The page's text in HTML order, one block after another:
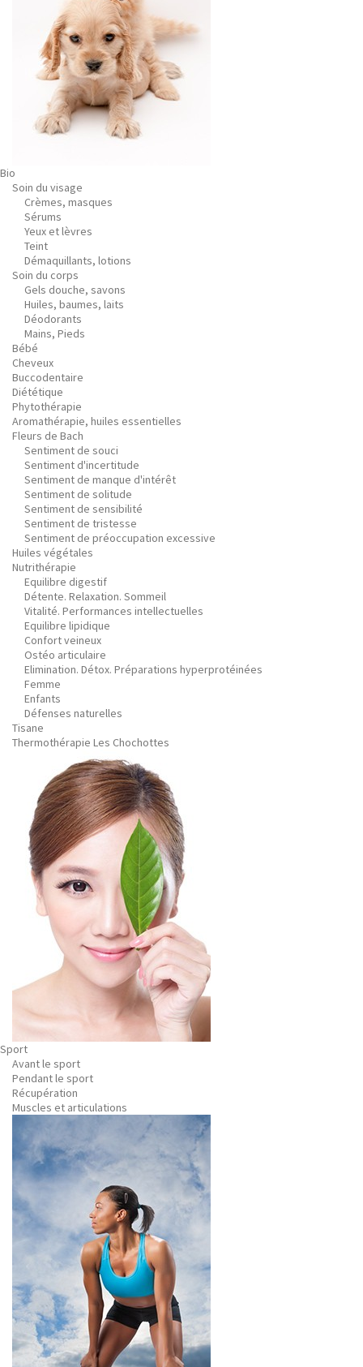
Bio
Soin du visage
Crèmes, masques
Sérums
Yeux et lèvres
Teint
Démaquillants, lotions
Soin du corps
Gels douche, savons
Huiles, baumes, laits
Déodorants
Mains, Pieds
Bébé
Cheveux
Buccodentaire
Diététique
Phytothérapie
Aromathérapie, huiles essentielles
Fleurs de Bach
Sentiment de souci
Sentiment d'incertitude
Sentiment de manque d'intérêt
Sentiment de solitude
Sentiment de sensibilité
Sentiment de tristesse
Sentiment de préoccupation excessive
Huiles végétales
Nutrithérapie
Equilibre digestif
Détente. Relaxation. Sommeil
Vitalité. Performances intellectuelles
Equilibre lipidique
Confort veineux
Ostéo articulaire
Elimination. Détox. Préparations hyperprotéinées
Femme
Enfants
Défenses naturelles
Tisane
Thermothérapie Les Chochottes
Sport
Avant le sport
Pendant le sport
Récupération
Muscles et articulations